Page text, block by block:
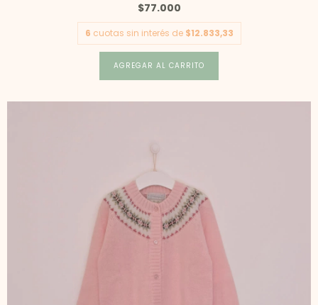
$77.000
6 cuotas sin interés de $12.833,33
AGREGAR AL CARRITO